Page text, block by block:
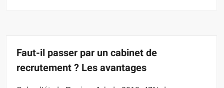
Faut-il passer par un cabinet de
recrutement ? Les avantages